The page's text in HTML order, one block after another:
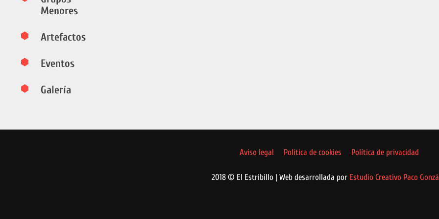
Menores
Artefactos
Eventos
Galería
Aviso legal Política de cookies Política de privacidad
2018 © El Estribillo | Web desarrollada por Estudio Creativo Paco